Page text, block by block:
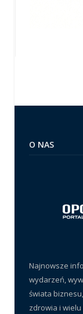
O NAS
Najnowsze
wydarzeń,
świata
zdrowia i